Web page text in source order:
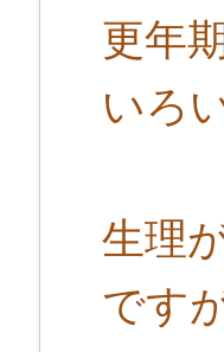
更年
いろ
生理
です